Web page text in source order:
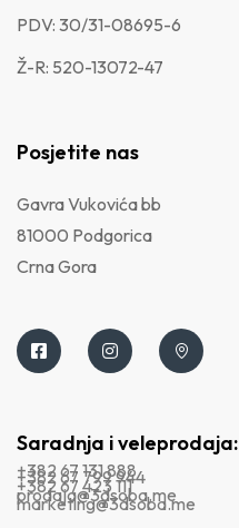
PDV: 30/31-08695-6
Ž-R: 520-13072-47
Posjetite nas
Gavra Vukovića bb
81000 Podgorica
Crna Gora
Saradnja i veleprodaja:
+382 67 131 888
+382 67 799 944
+382 67 423 111
prodaja@3dsoba.me
marketing@3dsoba.me